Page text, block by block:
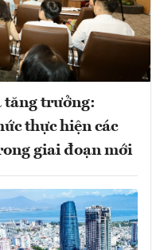
tăng trưởng:
thực hiện các
giai đoạn mới